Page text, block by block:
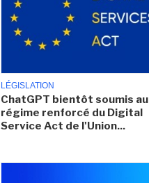
LÉGISLATION
ChatGPT bientôt soumis au
régime renforcé du Digital
Service Act de l'Union...